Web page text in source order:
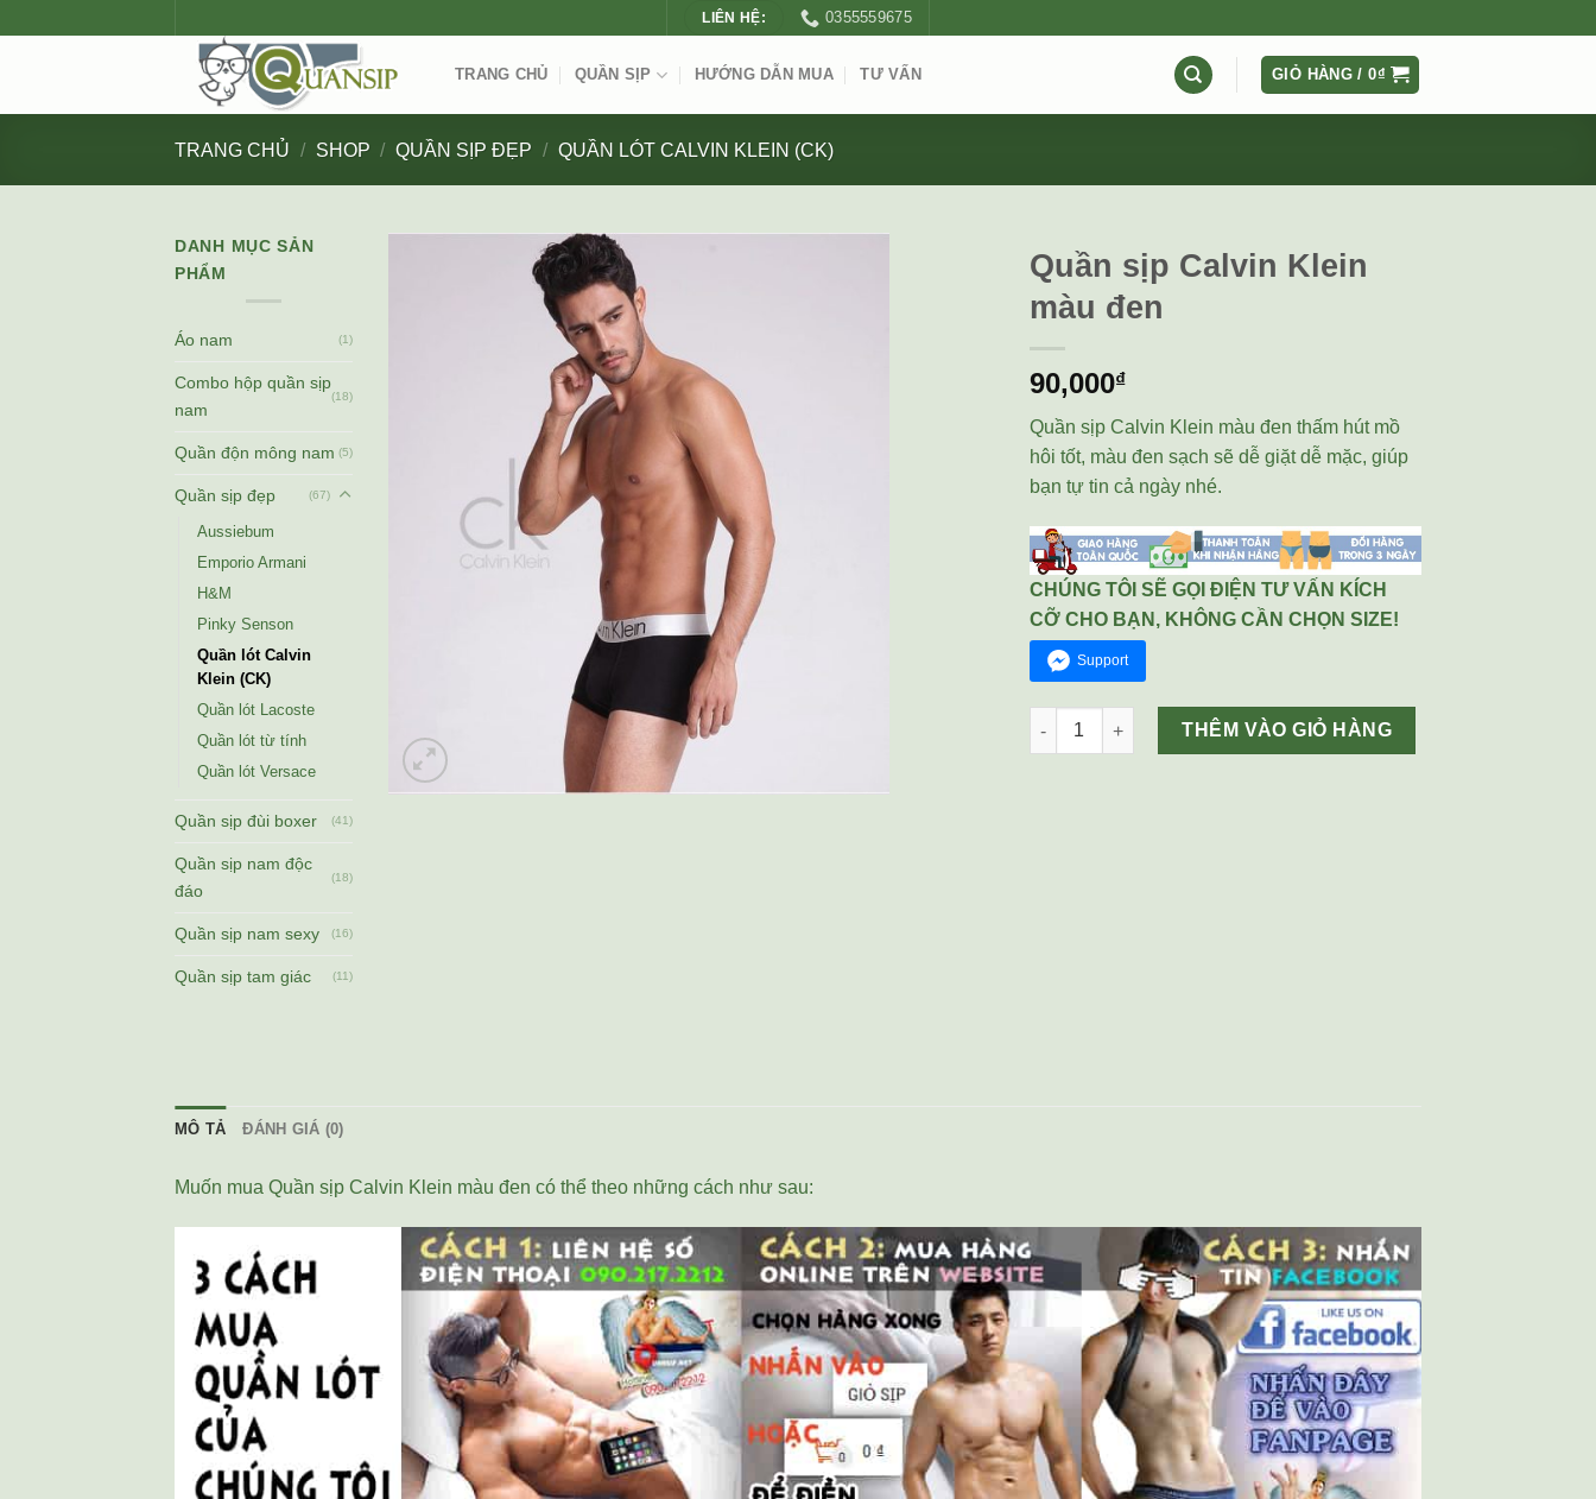
LIÊN HỆ: 0355559675
TRANG CHỦ QUẦN SỊP HƯỚNG DẪN MUA TƯ VẤN GIỎ HÀNG /0₫
TRANG CHỦ / SHOP / QUẦN SỊP ĐẸP / QUẦN LÓT CALVIN KLEIN (CK)
DANH MỤC SẢN
PHẨM
Áo nam (1)
Combo hộp quần sịp
nam
(18)
Quần độn mông nam (5)
Quần sịp đẹp (67)
Aussiebum
Emporio Armani
H&M
Pinky Senson
Quần lót Calvin
Klein (CK)
Quần lót Lacoste
Quần lót từ tính
Quần lót Versace
Quần sịp đùi boxer (41)
Quần sịp nam độc
đáo
(18)
Quần sịp nam sexy (16)
Quần sịp tam giác (11)
Quần sịp Calvin Klein
màu đen
90,000₫
Quần sịp Calvin Klein màu đen thấm hút mồ
hôi tốt, màu đen sạch sẽ dễ giặt dễ mặc, giúp
bạn tự tin cả ngày nhé.
CHÚNG TÔI SẼ GỌI ĐIỆN TƯ VẤN KÍCH
CỠ CHO BẠN, KHÔNG CẦN CHỌN SIZE!
Support
Quần sịp Calvin Klein màu đen số lượng
THÊM VÀO GIỎ HÀNG
MÔ TẢ ĐÁNH GIÁ (0)
Muốn mua Quần sịp Calvin Klein màu đen có thể theo những cách như sau: